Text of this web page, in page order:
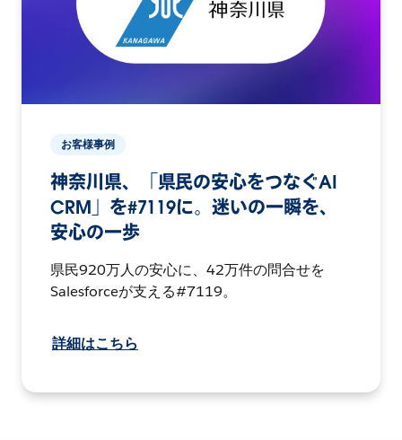
お客様事例
神奈川県、「県民の安心をつなぐAI
CRM」を#7119に。迷いの一瞬を、
安心の一歩
県民920万人の安心に、42万件の問合せを
Salesforceが支える#7119。
詳細はこちら